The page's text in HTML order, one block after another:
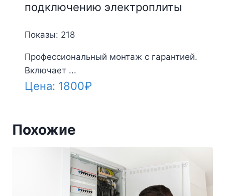
подключению электроплиты
Показы: 218
Профессиональный монтаж с гарантией.
Включает ...
Цена: 1800₽
Похожие